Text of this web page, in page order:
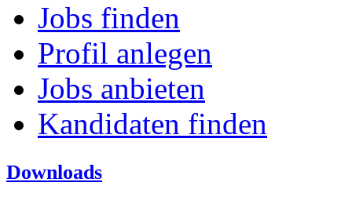
Jobs finden
Profil anlegen
Jobs anbieten
Kandidaten finden
Downloads